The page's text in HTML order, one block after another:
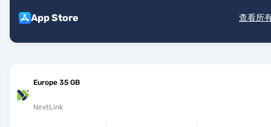
App Store 查看所
Europe 35 GB
NextLink